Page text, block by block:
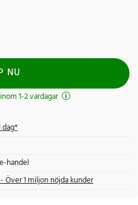
NU
1-2 vardagar
dag*
handel
Över 1 miljon nöjda kunder